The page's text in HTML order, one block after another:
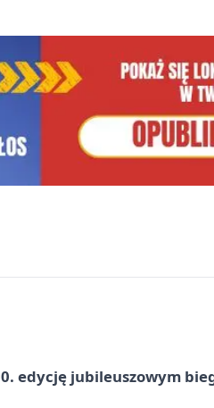
edycję jubileuszowym